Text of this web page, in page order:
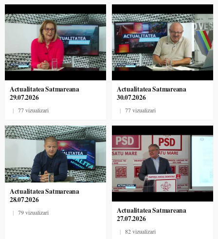
Actualitatea Satmareana
29.07.2026
| 77 vizualizari
Actualitatea Satmareana
30.07.2026
| 77 vizualizari
Actualitatea Satmareana
28.07.2026
| 79 vizualizari
Actualitatea Satmareana
27.07.2026
| 82 vizualizari